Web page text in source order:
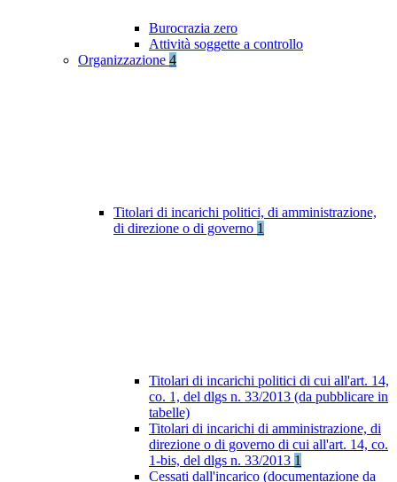
Burocrazia zero
Attività soggette a controllo
Organizzazione 4
Titolari di incarichi politici, di amministrazione,
di direzione o di governo 1
Titolari di incarichi politici di cui all'art. 14,
co. 1, del dlgs n. 33/2013 (da pubblicare in
tabelle)
Titolari di incarichi di amministrazione, di
direzione o di governo di cui all'art. 14, co.
1-bis, del dlgs n. 33/2013 1
Cessati dall'incarico (documentazione da